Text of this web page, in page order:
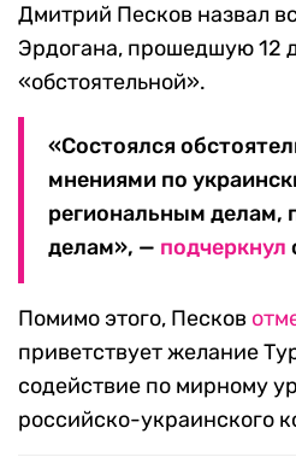
Дмитрий Песков назвал
Эрдогана, прошедшую 12
«обстоятельной».
«Состоялся
мнениями по
региональным
делам», — подчеркнул
Помимо этого, Песков
приветствует желание
содействие по мирному
российско-украинского